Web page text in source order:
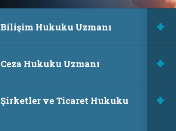
Bilişim Hukuku Uzmanı
Ceza Hukuku Uzmanı
Şirketler ve Ticaret Hukuku